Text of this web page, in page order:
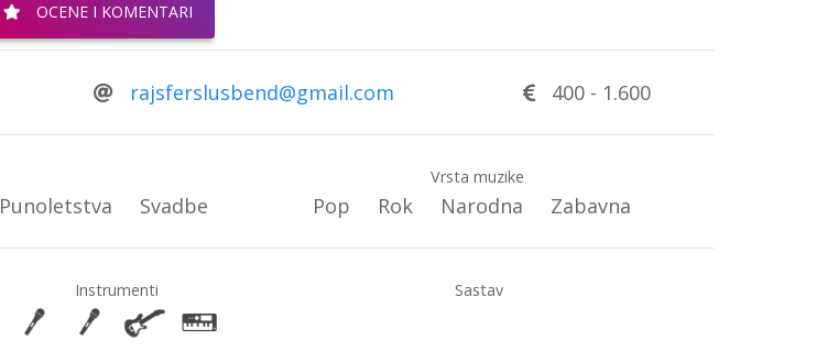
OCENE I KOMENTARI
rajsferslusbend@gmail.com 400 - 1.600
Punoletstva Svadbe
Vrsta muzike
Pop Rok Narodna Zabavna
Instrumenti Sastav